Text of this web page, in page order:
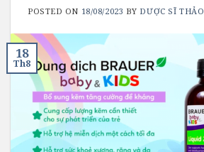
POSTED ON 18/08/2023 BY DƯỢC SĨ THẢO
18
Th8